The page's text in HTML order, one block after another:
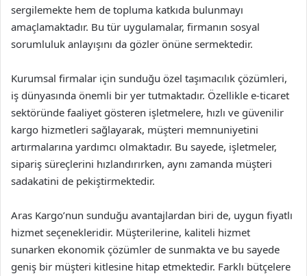
sergilemekte hem de topluma katkıda bulunmayı
amaçlamaktadır. Bu tür uygulamalar, firmanın sosyal
sorumluluk anlayışını da gözler önüne sermektedir.
Kurumsal firmalar için sunduğu özel taşımacılık çözümleri,
iş dünyasında önemli bir yer tutmaktadır. Özellikle e-ticaret
sektöründe faaliyet gösteren işletmelere, hızlı ve güvenilir
kargo hizmetleri sağlayarak, müşteri memnuniyetini
artırmalarına yardımcı olmaktadır. Bu sayede, işletmeler,
sipariş süreçlerini hızlandırırken, aynı zamanda müşteri
sadakatini de pekiştirmektedir.
Aras Kargo’nun sunduğu avantajlardan biri de, uygun fiyatlı
hizmet seçenekleridir. Müşterilerine, kaliteli hizmet
sunarken ekonomik çözümler de sunmakta ve bu sayede
geniş bir müşteri kitlesine hitap etmektedir. Farklı bütçelere